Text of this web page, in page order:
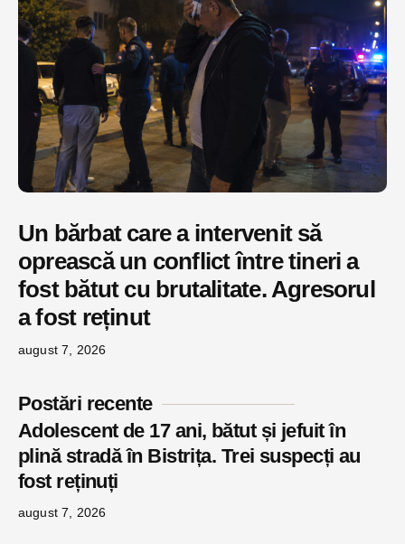
Un bărbat care a intervenit să
oprească un conflict între tineri a
fost bătut cu brutalitate. Agresorul
a fost reținut
august 7, 2026
Postări recente
Adolescent de 17 ani, bătut și jefuit în
plină stradă în Bistrița. Trei suspecți au
fost reținuți
august 7, 2026